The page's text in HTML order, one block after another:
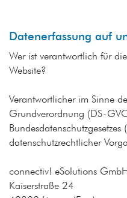
Datenerfassung auf
Wer ist verantwortlich für
Website?
Verantwortlicher im Sinne
Grundverordnung (DS-
datenschutzrechtlicher
connectiv! eSolutions
Kaiserstraße 24